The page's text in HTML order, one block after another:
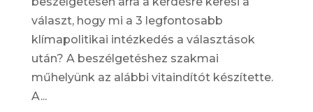
választ, hogy mi a 3 legfontosabb
klímapolitikai intézkedés a választások
után? A beszélgetéshez szakmai
műhelyünk az alábbi vitaindítót készítette.
A...